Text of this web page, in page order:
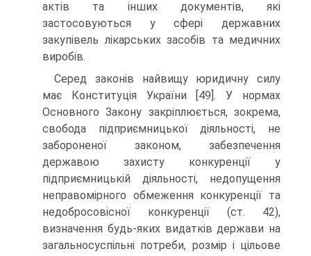
актів та інших документів, які
застосовуються у сфері державних
закупівель лікарських засобів та медичних
виробів.
Серед законів найвищу юридичну силу
має Конституція України [49]. У нормах
Основного Закону закріплюється, зокрема,
свобода підприємницької діяльності, не
забороненої законом, забезпечення
державою захисту конкуренції у
підприємницькій діяльності, недопущення
неправомірного обмеження конкуренції та
недобросовісної конкуренції (ст. 42),
визначення будь-яких видатків держави на
загальносуспільні потреби, розмір і цільове